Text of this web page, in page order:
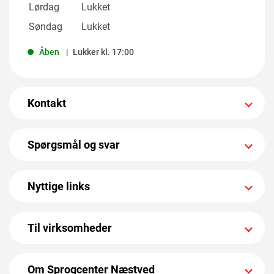
Lørdag
Lukket
Søndag
Lukket
Åben Lukker kl. 17:00
Kontakt
Spørgsmål og svar
Nyttige links
Til virksomheder
Om Sprogcenter Næstved